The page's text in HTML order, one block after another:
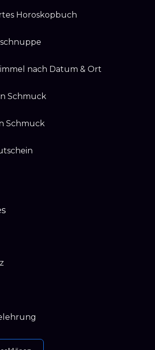
Horoskopbuch
nach Datum & Ort
Schmuck
Schmuck